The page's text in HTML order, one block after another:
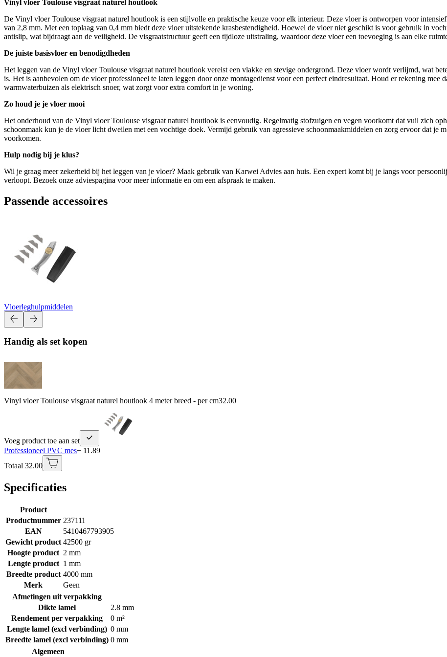
Vinyl vloer Toulouse visgraat naturel houtlook
De Vinyl vloer Toulouse visgraat naturel houtlook is een stijlvolle en praktische keuze voor elk interieur. Deze vloer is ontworpen voor
van 2,8 mm. Met een toplaag van 0,4 mm biedt deze vloer uitstekende krasbestendigheid. Hoewel de vloer niet geschikt is voor gebruik in
antislip, wat bijdraagt aan de veiligheid. De visgraatstructuur geeft een tijdloze uitstraling, waardoor deze vloer een toevoeging is aan elke
De juiste basisvloer en benodigdheden
Het leggen van de Vinyl vloer Toulouse visgraat naturel houtlook vereist een vlakke en stevige ondergrond. Deze vloer wordt verlijmd, wat
is. Het is aanbevolen om de vloer professioneel te laten leggen door onze montagedienst voor een perfect eindresultaat. Houd er rekening
warmwaterbuizen als elektrisch snoer, wat zorgt voor extra comfort in je woning.
Zo houd je je vloer mooi
Het onderhoud van de Vinyl vloer Toulouse visgraat naturel houtlook is eenvoudig. Regelmatig stofzuigen en vegen voorkomt dat vuil zich
schoonmaak kun je de vloer licht dweilen met een vochtige doek. Vermijd gebruik van agressieve schoonmaakmiddelen en zorg ervoor dat je
voorkomen.
Hulp nodig bij je klus?
Wil je graag meer zekerheid bij het leggen van je vloer? Maak gebruik van Karwei Advies aan huis. Een expert komt bij je langs voor
verloopt. Bezoek onze adviespagina voor meer informatie en om een afspraak te maken.
Passende accessoires
Vloerleghulpmiddelen
Handig als set kopen
Vinyl vloer Toulouse visgraat naturel houtlook 4 meter breed - per cm32.00
Voeg product toe aan set
Professioneel PVC mes+ 11.89
Totaal 32.00
Specificaties
Product
Productnummer 237111
EAN
5410467793905
Gewicht product 42500 gr
Hoogte product 2 mm
Lengte product 1 mm
Breedte product 4000 mm
Merk
Geen
Afmetingen uit verpakking
Dikte lamel
2.8 mm
Rendement per verpakking
0 m²
Lengte lamel (excl verbinding) 0 mm
Breedte lamel (excl verbinding) 0 mm
Algemeen